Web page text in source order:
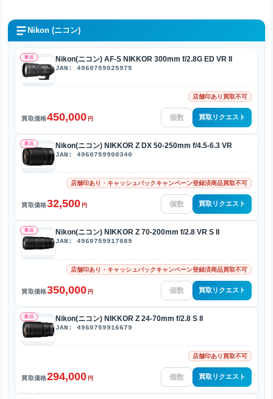
Nikon (ニコン)
新品 Nikon(ニコン) AF-S NIKKOR 300mm f/2.8G ED VR II
JAN: 4960759025975
店舗印あり買取不可
買取価格450,000 円 買取リクエスト
新品 Nikon(ニコン) NIKKOR Z DX 50-250mm f/4.5-6.3 VR
JAN: 4960759900340
店舗印あり・キャッシュバックキャンペーン登録済商品買取不可
買取価格32,500 円 買取リクエスト
新品 Nikon(ニコン) NIKKOR Z 70-200mm f/2.8 VR S II
JAN: 4960759917089
店舗印あり・キャッシュバックキャンペーン登録済商品買取不可
買取価格350,000 円 買取リクエスト
新品 Nikon(ニコン) NIKKOR Z 24-70mm f/2.8 S II
JAN: 4960759916679
店舗印あり買取不可
買取価格294,000 円 買取リクエスト